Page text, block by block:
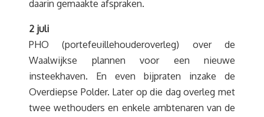
daarin gemaakte afspraken.
2 juli
PHO (portefeuillehouderoverleg) over de
Waalwijkse plannen voor een nieuwe
insteekhaven. En even bijpraten inzake de
Overdiepse Polder. Later op die dag overleg met
twee wethouders en enkele ambtenaren van de